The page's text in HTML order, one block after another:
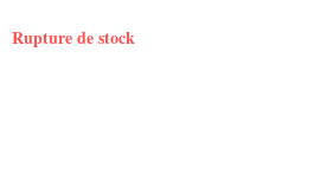
Rupture de stock